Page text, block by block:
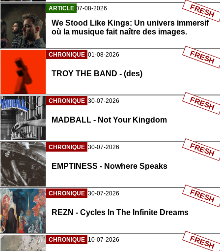
ARTICLE 07-08-2026
We Stood Like Kings: Un univers immersif
où la musique fait naître des images.
FRESH
CHRONIQUE 01-08-2026
TROY THE BAND - (des)
FRESH
CHRONIQUE 30-07-2026
MADBALL - Not Your Kingdom
FRESH
CHRONIQUE 30-07-2026
EMPTINESS - Nowhere Speaks
FRESH
CHRONIQUE 30-07-2026
REZN - Cycles In The Infinite Dreams
FRESH
CHRONIQUE 10-07-2026 FRESH